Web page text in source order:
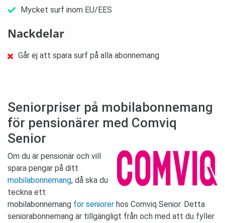
Mycket surf inom EU/EES
Nackdelar
Går ej att spara surf på alla abonnemang
Seniorpriser på mobilabonnemang
för pensionärer med Comviq
Senior
Om du är pensionär och vill
spara pengar på ditt
mobilabonnemang, då ska du
teckna ett
mobilabonnemang för seniorer hos Comviq Senior. Detta
seniorabonnemang är tillgängligt från och med att du fyller